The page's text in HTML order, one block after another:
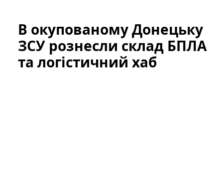
В окупованому Донецьку
ЗСУ рознесли склад БПЛА
та логістичний хаб